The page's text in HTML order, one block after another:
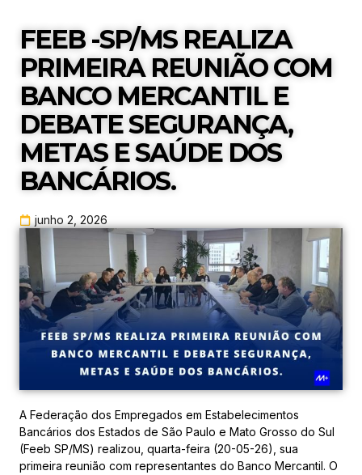
FEEB -SP/MS REALIZA
PRIMEIRA REUNIÃO COM
BANCO MERCANTIL E
DEBATE SEGURANÇA,
METAS E SAÚDE DOS
BANCÁRIOS.
junho 2, 2026
A Federação dos Empregados em Estabelecimentos
Bancários dos Estados de São Paulo e Mato Grosso do Sul
(Feeb SP/MS) realizou, quarta-feira (20-05-26), sua
primeira reunião com representantes do Banco Mercantil. O